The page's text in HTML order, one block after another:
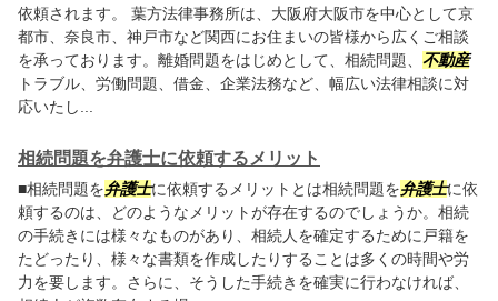
依頼されます。 葉方法律事務所は、大阪府大阪市を中心として京
都市、奈良市、神戸市など関西にお住まいの皆様から広くご相談
を承っております。離婚問題をはじめとして、相続問題、 不動産
トラブル、労働問題、借金、企業法務など、幅広い法律相談に対
応いたし...
相続問題を弁護士に依頼するメリット
■相続問題を弁護士に依頼するメリットとは相続問題を弁護士に依
頼するのは、どのようなメリットが存在するのでしょうか。相続
の手続きには様々なものがあり、相続人を確定するために戸籍を
たどったり、様々な書類を作成したりすることは多くの時間や労
力を要します。さらに、そうした手続きを確実に行わなければ、